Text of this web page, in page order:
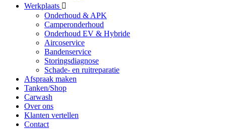
Werkplaats
Onderhoud & APK
Camperonderhoud
Onderhoud EV & Hybride
Aircoservice
Bandenservice
Storingsdiagnose
Schade- en ruitreparatie
Afspraak maken
Tanken/Shop
Carwash
Over ons
Klanten vertellen
Contact